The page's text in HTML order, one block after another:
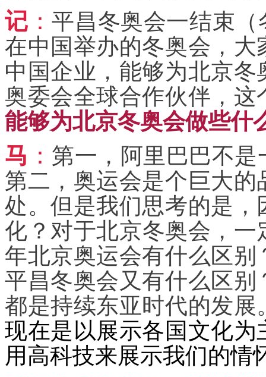
记 ：平昌冬奥会一结束（
在中国举办的冬奥会，
中国企业，能够为北京
奥委会全球合作伙伴，这
能够为北京冬奥会做些什
马 ： 第一，阿里巴巴不
第二，奥运会是个巨大
处。但是我们思考的是
化？对于北京冬奥会，一
年北京奥运会有什么区
平昌冬奥会又有什么区
都是持续东亚时代的发展
现在是以展示各国文化
用高科技来展示我们的情